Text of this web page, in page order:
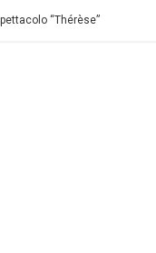
“Thérèse”